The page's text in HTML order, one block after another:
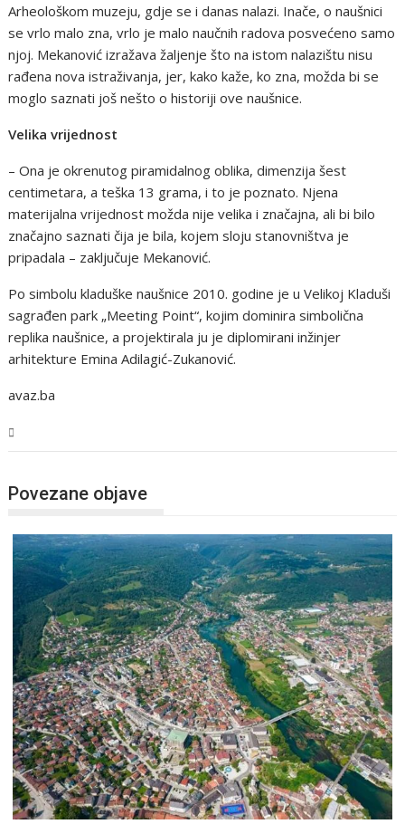
Arheološkom muzeju, gdje se i danas nalazi. Inače, o naušnici
se vrlo malo zna, vrlo je malo naučnih radova posvećeno samo
njoj. Mekanović izražava žaljenje što na istom nalazištu nisu
rađena nova istraživanja, jer, kako kaže, ko zna, možda bi se
moglo saznati još nešto o historiji ove naušnice.
Velika vrijednost
– Ona je okrenutog piramidalnog oblika, dimenzija šest
centimetara, a teška 13 grama, i to je poznato. Njena
materijalna vrijednost možda nije velika i značajna, ali bi bilo
značajno saznati čija je bila, kojem sloju stanovništva je
pripadala – zaključuje Mekanović.
Po simbolu kladuške naušnice 2010. godine je u Velikoj Kladuši
sagrađen park „Meeting Point“, kojim dominira simbolična
replika naušnice, a projektirala ju je diplomirani inžinjer
arhitekture Emina Adilagić-Zukanović.
avaz.ba
Povezane objave